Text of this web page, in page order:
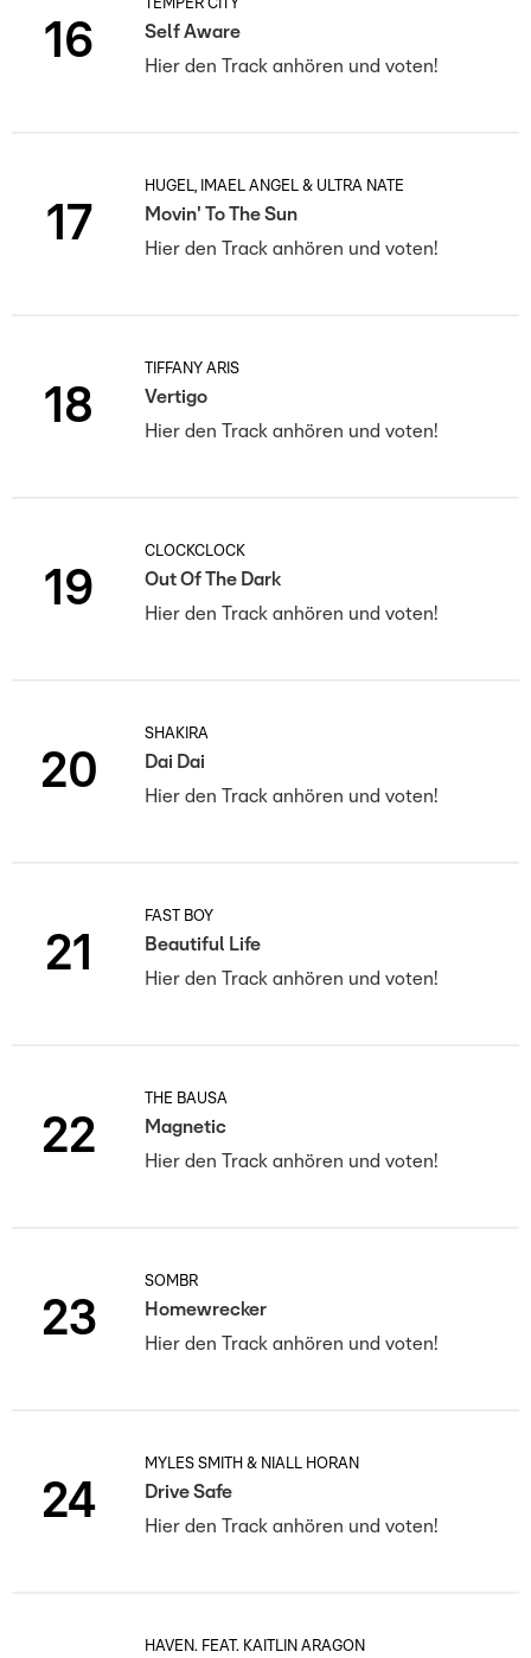
16
TEMPER CITY
Self Aware
Hier den Track anhören und voten!
17
HUGEL, IMAEL ANGEL & ULTRA NATÉ
Movin' To The Sun
Hier den Track anhören und voten!
18
TIFFANY ARIS
Vertigo
Hier den Track anhören und voten!
19
CLOCKCLOCK
Out Of The Dark
Hier den Track anhören und voten!
20
SHAKIRA
Dai Dai
Hier den Track anhören und voten!
21
FAST BOY
Beautiful Life
Hier den Track anhören und voten!
22
THE BAUSA
Magnetic
Hier den Track anhören und voten!
23
SOMBR
Homewrecker
Hier den Track anhören und voten!
24
MYLES SMITH & NIALL HORAN
Drive Safe
Hier den Track anhören und voten!
HAVEN. FEAT. KAITLIN ARAGON